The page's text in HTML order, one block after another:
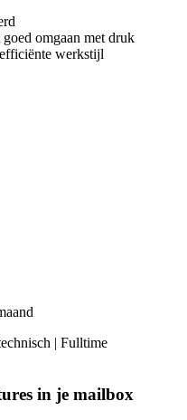
goed omgaan met druk
werkstijl
| Fulltime
in je mailbox